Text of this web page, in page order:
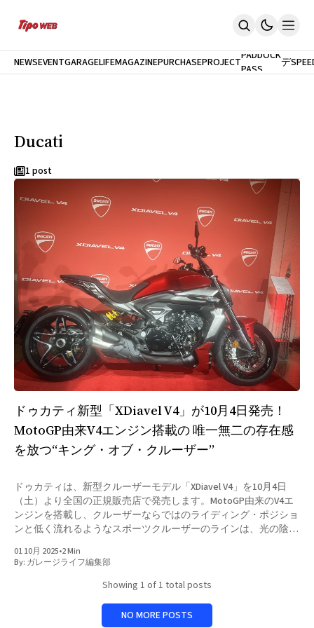
Home
GarageLife
雑誌
メルマガ登録
新規会員登録
NEWSEVENTGARAGELIFEMAGAZINEPURCHASEPROJECTPADDOCK
PASS
最
新
モ
デ
ル
Ducati
1 post
ドゥカティ新型「XDiavel V4」が10月4日発売！
MotoGP由来V4エンジン搭載の 唯一無二の存在感
を放つ“キング・オブ・クルーザー”
ドゥカティは、新型クルーザーモデル「XDiavel V4」を10月4日
（土）より全国の正規販売店で発売します。MotoGP由来のV4エ
ンジンを搭載し、クルーザーならではのライディング・ポジショ
ンと低く流れるようなスポーツクルーザーのラインは、光の陰影
によって際立ち、メカニカルなコンポーネントが圧倒的なパワー
と先進技術を予感させます。XディアベルV4は、個性的なスタイ
てXディアベルの特徴となっているドラッグスターのパフォーマ
01 10月 2025•2 Min
By: ガレージライフ編集部
Showing 1 of 1 total posts
NO MORE POSTS